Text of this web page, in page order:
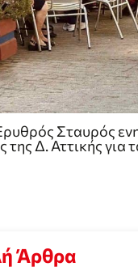
Σταυρός
Δ. Αττικής για
Άρθρα